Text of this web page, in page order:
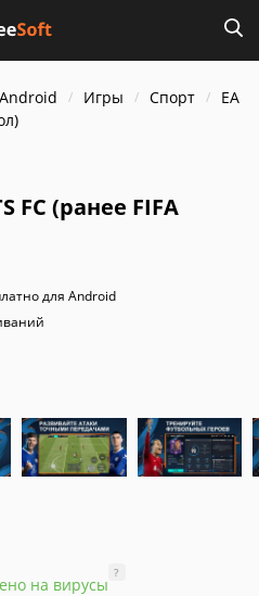
Android Игры Спорт
EA
FC (ранее FIFA
для Android
на вирусы
?